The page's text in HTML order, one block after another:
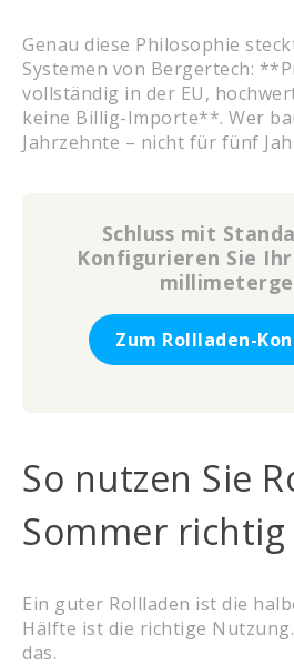
Genau diese Philosophie
Systemen von Bergertech:
vollständig in der EU,
keine Billig-Importe**. Wer
Jahrzehnte – nicht für fünf
Schluss mit
Konfigurieren Sie
Zum Rollladen-
So nutzen Sie
Sommer richtig
Ein guter Rollladen ist die
Hälfte ist die richtige
das.